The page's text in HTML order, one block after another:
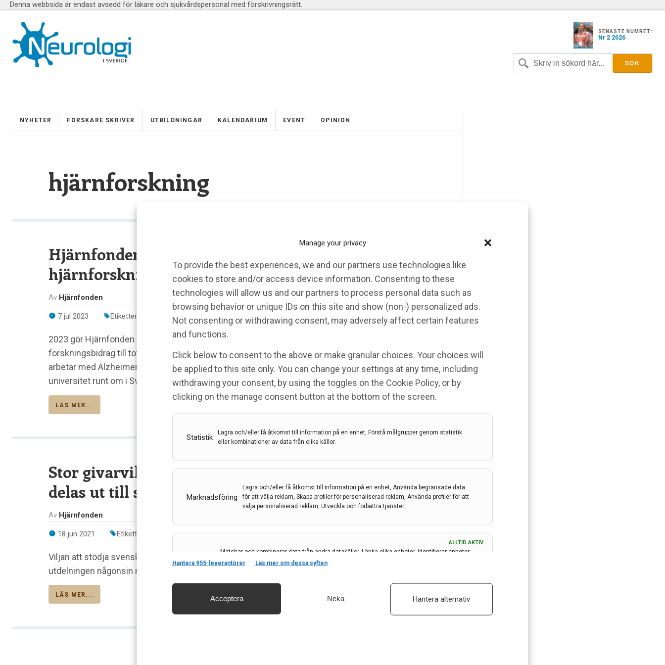
Manage your privacy
To provide the best experiences, we and our partners use technologies like
cookies to store and/or access device information. Consenting to these
technologies will allow us and our partners to process personal data such as
browsing behavior or unique IDs on this site and show (non-) personalized ads.
Not consenting or withdrawing consent, may adversely affect certain features
and functions.
Click below to consent to the above or make granular choices. Your choices will
be applied to this site only. You can change your settings at any time, including
withdrawing your consent, by using the toggles on the Cookie Policy, or by
clicking on the manage consent button at the bottom of the screen.
Statistik
Lagra och/eller få åtkomst till information på en enhet, Förstå målgrupper genom statistik
eller kombinationer av data från olika källor.
Marknadsföring
Lagra och/eller få åtkomst till information på en enhet, Använda begränsade data
för att välja reklam, Skapa profiler för personaliserad reklam, Använda profiler för att
välja personaliserad reklam, Utveckla och förbättra tjänster.
ALLTID AKTIV
Matchar och kombinerar data från andra datakällor, Länka olika enheter, Identifierar enheter
baserat på information som överförs automatiskt.
och innehåll, Spara och meddela dina integritetsval.
ALLTID AKTIV
Hantera 955-leverantörer Läs mer om dessa syften
Acceptera Neka Hantera alternativ
Denna webbsida är endast avsedd för läkare och sjukvårdspersonal med förskrivningsrätt.
SENASTE NUMRET:
Nr 2 2026
NYHETER FORSKARE SKRIVER UTBILDNINGAR KALENDARIUM EVENT OPINION
hjärnforskning
Hjärnfonden delar ut 120 miljoner till svensk
hjärnforskning – nytt rekord!
Av Hjärnfonden
7 jul 2023 Etiketter: Forskningsanslag Hjärnfonden ,hjärnforskning
2023 gör Hjärnfonden den största utdelningen någonsin på 120 miljoner kronor i
forskningsbidrag till totalt 95 olika forskningsprojekt om hjärnan och nervsystemet. Forskarna
arbetar med Alzheimer, ALS, psykisk ohälsa, stroke och många andra områden inom neurologi på
universitet runt om i Sverige.
LÄS MER...
Stor givarvilja när rekordsumman 106 miljoner
delas ut till svensk hjärnforskning
Av Hjärnfonden
18 jun 2021 Etiketter: Hjärnfonden
Viljan att stödja svensk hjärnforskning har aldrig varit större. Hjärnfonden gör den största
utdelningen någonsin när 90 forskningsprojekt får dela på totalt 106 miljoner kronor.
LÄS MER...